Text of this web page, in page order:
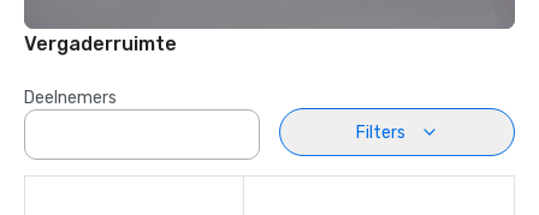
Vergaderruimte
Deelnemers
Filters